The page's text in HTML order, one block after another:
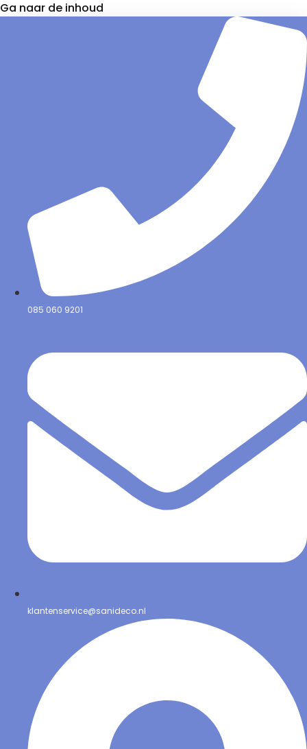
Ga naar de inhoud
085 060 9201
klantenservice@sanideco.nl